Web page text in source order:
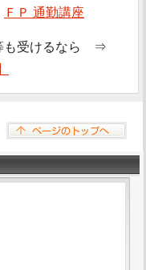
ＦＰ 通勤講座
等も受けるなら ⇒